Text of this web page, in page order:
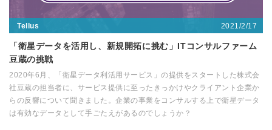
Tellus 2021/2/17
「衛星データを活用し、新規開拓に挑む」ITコンサルファーム
豆蔵の挑戦
2020年6月、「衛星データ利活用サービス」の提供をスタートした株式会
社豆蔵の担当者に、サービス提供に至ったきっかけやクライアント企業か
らの反響について聞きました。企業の事業をコンサルする上で衛星データ
は有効なデータとして手ごたえがあるのでしょうか？